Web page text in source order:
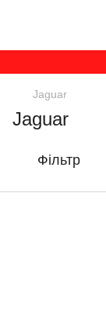
Jaguar
Jaguar
Фільтр